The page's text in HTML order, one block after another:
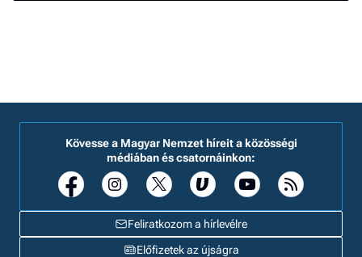
Feliratkozom a hírlevélre
Kövesse a Magyar Nemzet híreit a közösségi
médiában és csatornáinkon:
Előfizetek az újságra